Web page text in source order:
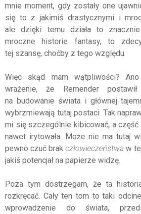
mnie moment, gdy zostały one
się to z jakimiś drastycznymi i
ale dzięki temu działa to
mroczne historie fantasy, to
tej szansę, choćby z tego względu.
Więc skąd mam wątpliwości?
wrażenie, że Remender
na budowanie świata i głównej
wybrzmiewają tutaj postaci. Tak
mi się szczególnie kibicować, a
nawet irytowała. Może nie ma tutaj
pewno czuć brakczłowieczeństwa w
jakiś potencjał na papierze widzę.
Poza tym dostrzegam, że ta
rozkręcać. Cały ten tom to taki
wprowadzenie do świata,